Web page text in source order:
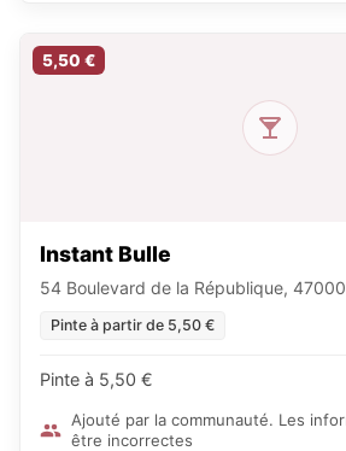
5,50 €
Instant Bulle
54 Boulevard de la République,
Pinte à partir de 5,50 €
Pinte à 5,50 €
Ajouté par la communauté. Les
être incorrectes